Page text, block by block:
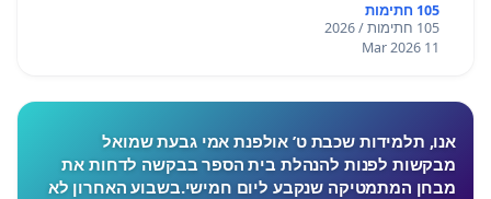
105 חתימות
105 חתימות / 2026
11 Mar 2026
אנו, תלמידות שכבת ט’ אולפנת אמי גבעת שמואל
מבקשות לפנות להנהלת בית הספר בבקשה לדחות את
מבחן המתמטיקה שנקבע ליום חמישי.בשבוע האחרון לא